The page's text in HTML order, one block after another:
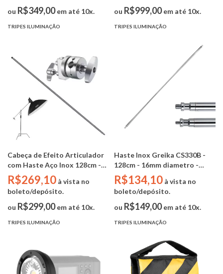
ou R$349,00em até 10x.
TRIPES ILUMINAÇÃO
ou R$999,00em até 10x.
TRIPES ILUMINAÇÃO
Cabeça de Efeito Articulador
com Haste Aço Inox 128cm -
Greika
R$269,10 à vista no
boleto/depósito.
ou R$299,00em até 10x.
TRIPES ILUMINAÇÃO
Haste Inox Greika CS330B -
128cm - 16mm diametro -
1/4"e 3/8"
R$134,10 à vista no
boleto/depósito.
ou R$149,00em até 10x.
TRIPES ILUMINAÇÃO